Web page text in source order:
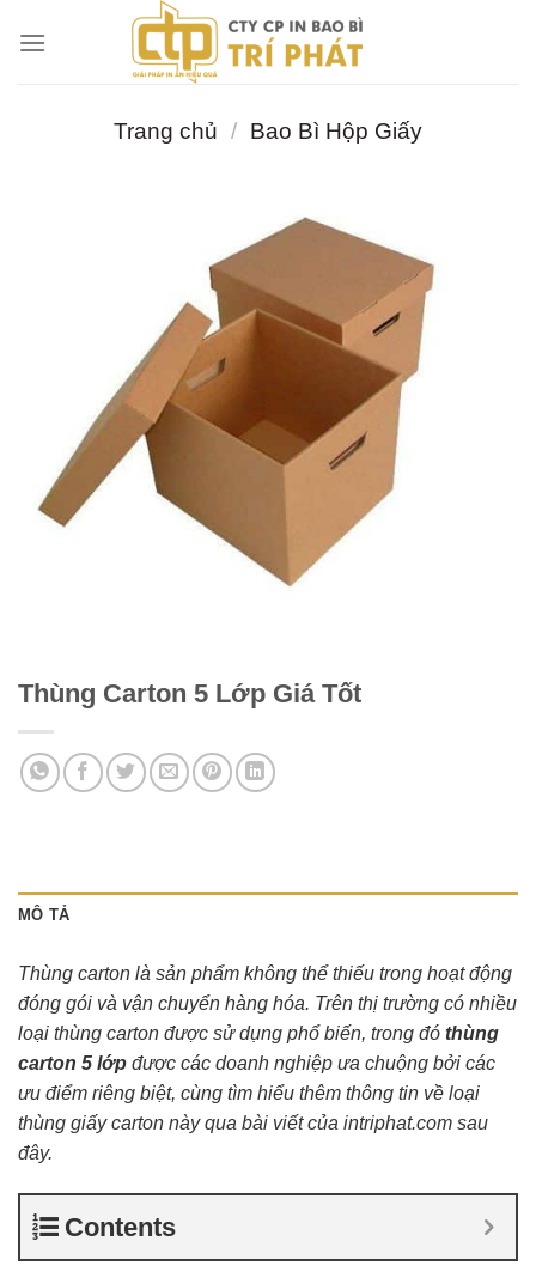
đến
Trang chủ / Bao Bì Hộp Giấy
Thùng Carton 5 Lớp Giá Tốt
MÔ TẢ
Thùng carton là sản phẩm không thể thiếu trong hoạt động
đóng gói và vận chuyển hàng hóa. Trên thị trường có nhiều
loại thùng carton được sử dụng phổ biến, trong đó thùng
carton 5 lớp được các doanh nghiệp ưa chuộng bởi các
ưu điểm riêng biệt, cùng tìm hiểu thêm thông tin về loại
thùng giấy carton này qua bài viết của intriphat.com sau
đây.
Contents